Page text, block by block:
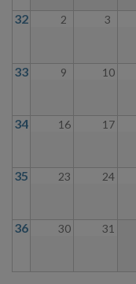
32 2 3
33 9 10
34 16 17
35 23 24
36 30 31